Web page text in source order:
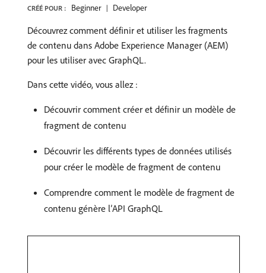
CRÉÉ POUR : Beginner Developer
Découvrez comment définir et utiliser les fragments
de contenu dans Adobe Experience Manager (AEM)
pour les utiliser avec GraphQL.
Dans cette vidéo, vous allez :
Découvrir comment créer et définir un modèle de
fragment de contenu
Découvrir les différents types de données utilisés
pour créer le modèle de fragment de contenu
Comprendre comment le modèle de fragment de
contenu génère l’API GraphQL